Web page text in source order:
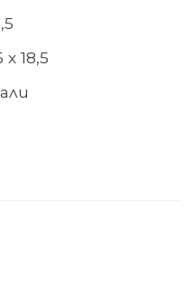
х 18,5